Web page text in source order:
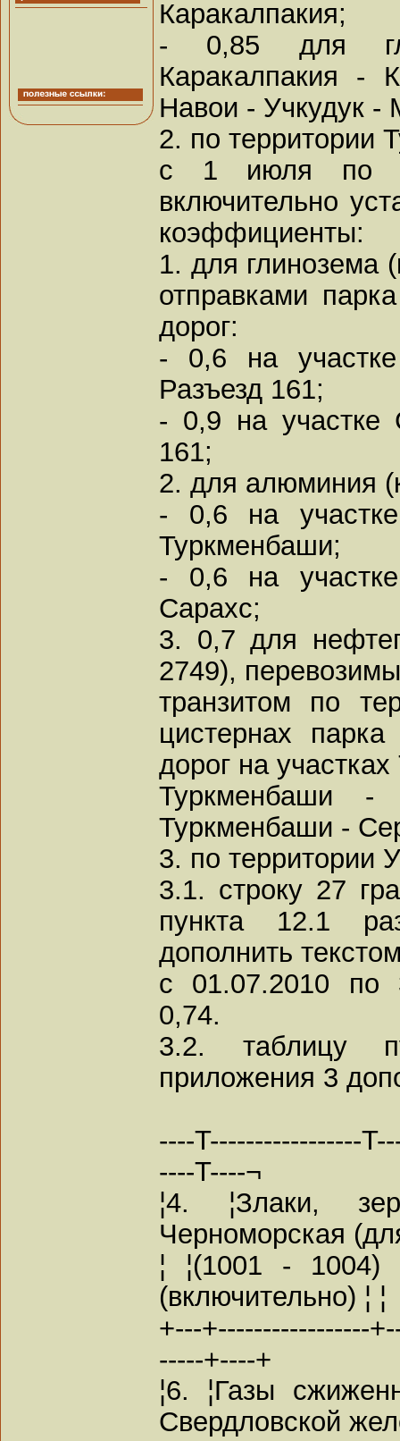
Каракалпакия;
- 0,85 для
Каракалпакия -
Навои - Учкудук -
2. по территории
с 1 июля по
включительно
коэффициенты:
1. для глинозема
отправками
дорог:
- 0,6 на
Разъезд 161;
- 0,9 на участке
161;
2. для алюминия
- 0,6 на
Туркменбаши;
- 0,6 на
Сарахс;
3. 0,7 для
2749),
транзитом по
цистернах
дорог на
Туркменбаши
Туркменбаши -
3. по территории
3.1. строку 27
пункта 12.1
дополнить
с 01.07.2010 по
0,74.
3.2. таблицу
приложения 3
----T-----------------
----T----¬
¦4. ¦Злаки,
Черноморская
¦ ¦(1001 - 1004)
(включительно) ¦ ¦
+---+-----------------
-----+----+
¦6. ¦Газы
Свердловской